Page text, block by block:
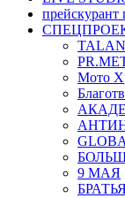
прейскурант
Мото
9 МАЯ